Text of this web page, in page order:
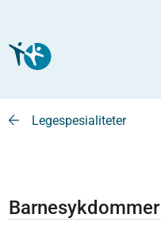
Legespesialiteter
Barnesykdommer